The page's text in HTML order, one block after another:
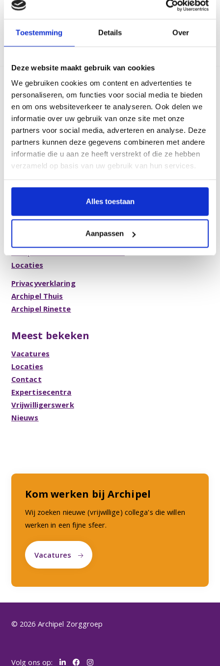
Toestemming Details Over
Deze website maakt gebruik van cookies
We gebruiken cookies om content en advertenties te
personaliseren, om functies voor social media te bieden
en om ons websiteverkeer te analyseren. Ook delen we
informatie over uw gebruik van onze site met onze
partners voor social media, adverteren en analyse. Deze
partners kunnen deze gegevens combineren met andere
informatie die u aan ze heeft verstrekt of die ze hebben
verzameld op basis van uw gebruik van hun services.
Alles toestaan
Aanpassen
zorgvernieuwers@archipelzorggroep.nl
Over Archipel
Cliënt in Regie
Missie en visie
Kwaliteitskompas
Cliëntenraad
Inloggen cliëntportaal
Meer informatie
Brochures en folders
Locaties
Privacyverklaring
Archipel Thuis
Archipel Rinette
Meest bekeken
Vacatures
Locaties
Contact
Expertisecentra
Vrijwilligerswerk
Nieuws
Kom werken bij Archipel
Wij zoeken nieuwe (vrijwillige) collega's die willen
werken in een fijne sfeer.
Vacatures
© 2026 Archipel Zorggroep
Volg ons op: